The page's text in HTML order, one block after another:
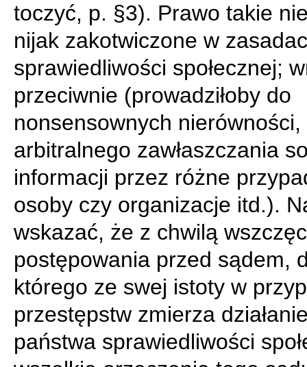
toczyć, p. §3). Prawo takie
nijak zakotwiczone w
sprawiedliwości społecznej;
przeciwnie (prowadziłoby do
nonsensownych nierówności,
arbitralnego zawłaszczania
informacji przez różne
osoby czy organizacje itd.).
wskazać, że z chwilą
postępowania przed sądem,
którego ze swej istoty w
przestępstw zmierza
państwa sprawiedliwości